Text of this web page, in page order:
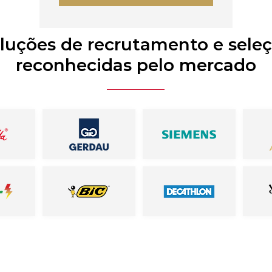
de recrutamento e
reconhecidas pelo mercado